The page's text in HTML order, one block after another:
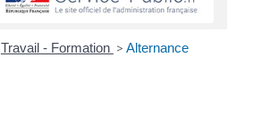
Travail - Formation > Alternance